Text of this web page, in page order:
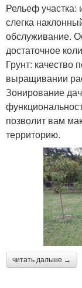
Рельеф участка:
слегка
обслуживание.
достаточное
Грунт: качество
выращивании
Зонирование
позволит вам
территорию.
читать дальше →